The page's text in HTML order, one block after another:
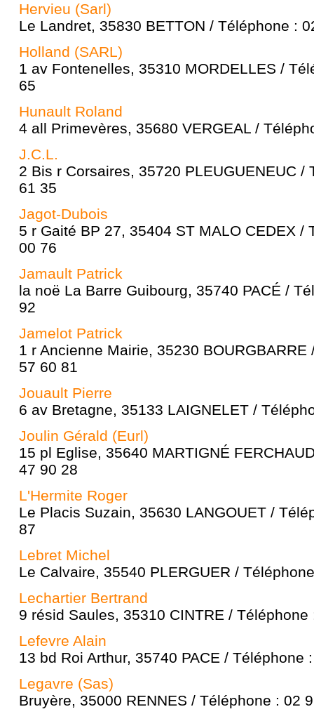
Hervieu (Sarl)
Le Landret, 35830 BETTON / Téléphone :
Holland (SARL)
1 av Fontenelles, 35310 MORDELLES /
65
Hunault Roland
4 all Primevères, 35680 VERGEAL /
J.C.L.
2 Bis r Corsaires, 35720 PLEUGUENEUC /
61 35
Jagot-Dubois
5 r Gaité BP 27, 35404 ST MALO CEDEX /
00 76
Jamault Patrick
la noë La Barre Guibourg, 35740 PACÉ /
92
Jamelot Patrick
1 r Ancienne Mairie, 35230
57 60 81
Jouault Pierre
6 av Bretagne, 35133 LAIGNELET /
Joulin Gérald (Eurl)
15 pl Eglise, 35640 MARTIGNÉ
47 90 28
L'Hermite Roger
Le Placis Suzain, 35630 LANGOUET /
87
Lebret Michel
Le Calvaire, 35540 PLERGUER /
Lechartier Bertrand
9 résid Saules, 35310 CINTRE /
Lefevre Alain
13 bd Roi Arthur, 35740 PACE / Téléphone
Legavre (Sas)
Bruyère, 35000 RENNES / Téléphone : 02